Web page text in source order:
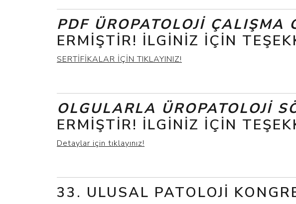
PDF ÜROPATOLOJI ÇALIŞMA
ERMIŞTIR! İLGINIZ IÇIN
SERTİFİKALAR İÇİN TIKLAYINIZ!
OLGULARLA ÜROPATOLOJI
ERMIŞTIR! İLGINIZ IÇIN
Detaylar için tıklayınız!
33. ULUSAL PATOLOJI